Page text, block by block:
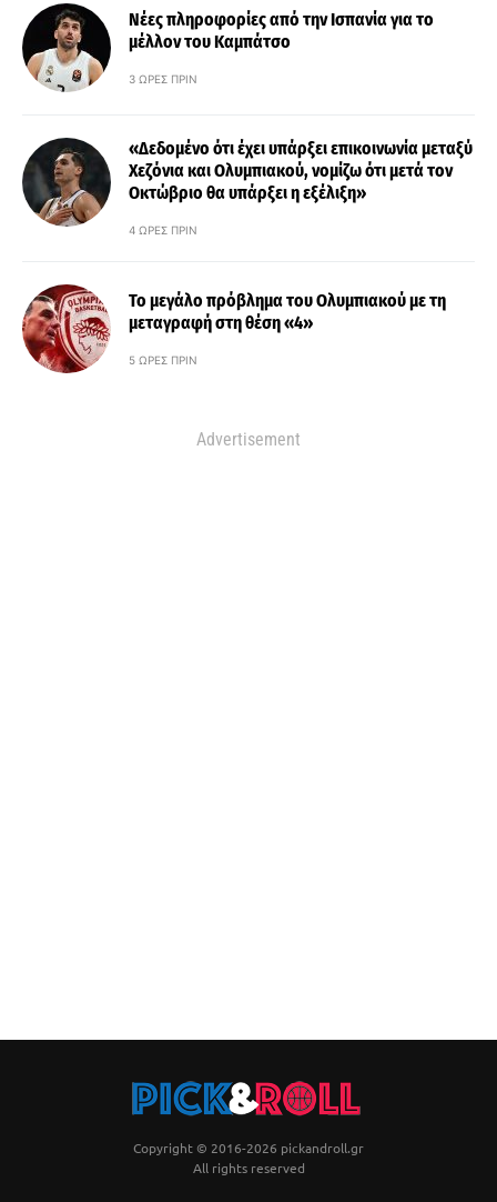
Νέες πληροφορίες από την Ισπανία για το
μέλλον του Καμπάτσο
3 ΏΡΕΣ ΠΡΙΝ
«Δεδομένο ότι έχει υπάρξει επικοινωνία μεταξύ
Χεζόνια και Ολυμπιακού, νομίζω ότι μετά τον
Οκτώβριο θα υπάρξει η εξέλιξη»
4 ΏΡΕΣ ΠΡΙΝ
Το μεγάλο πρόβλημα του Ολυμπιακού με τη
μεταγραφή στη θέση «4»
5 ΏΡΕΣ ΠΡΙΝ
Advertisement
Copyright © 2016-2026 pickandroll.gr
All rights reserved